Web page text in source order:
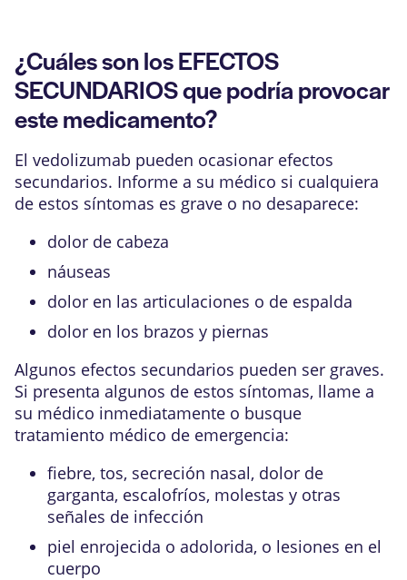
¿Cuáles son los EFECTOS
SECUNDARIOS que podría provocar
este medicamento?
El vedolizumab pueden ocasionar efectos
secundarios. Informe a su médico si cualquiera
de estos síntomas es grave o no desaparece:
dolor de cabeza
náuseas
dolor en las articulaciones o de espalda
dolor en los brazos y piernas
Algunos efectos secundarios pueden ser graves.
Si presenta algunos de estos síntomas, llame a
su médico inmediatamente o busque
tratamiento médico de emergencia:
fiebre, tos, secreción nasal, dolor de
garganta, escalofríos, molestas y otras
señales de infección
piel enrojecida o adolorida, o lesiones en el
cuerpo